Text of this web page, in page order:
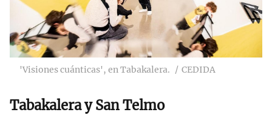
'Visiones cuánticas', en Tabakalera. CEDIDA
Tabakalera y San Telmo